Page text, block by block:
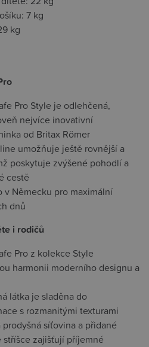
7 kg
kg
Pro Style je odlehčená,
nejvíce inovativní
od Britax Römer
umožňuje ještě rovnější a
poskytuje zvýšené pohodlí a
cestě
v Německu pro maximální
dnů
i rodičů
Pro z kolekce Style
harmonii moderního designu a
látka je sladěna do
s rozmanitými texturami
síťovina a přidané
zajišťují příjemné